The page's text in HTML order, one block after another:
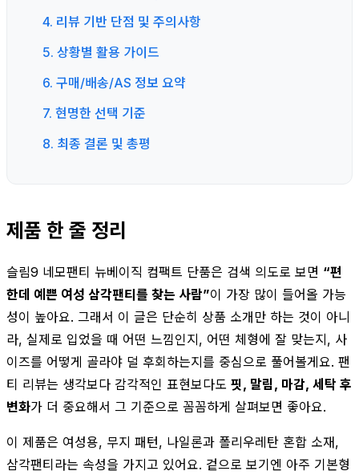
4. 리뷰 기반 단점 및 주의사항
5. 상황별 활용 가이드
6. 구매/배송/AS 정보 요약
7. 현명한 선택 기준
8. 최종 결론 및 총평
제품 한 줄 정리
슬림9 네모팬티 뉴베이직 컴팩트 단품은 검색 의도로 보면 “편
한데 예쁜 여성 삼각팬티를 찾는 사람”이 가장 많이 들어올 가능
성이 높아요. 그래서 이 글은 단순히 상품 소개만 하는 것이 아니
라, 실제로 입었을 때 어떤 느낌인지, 어떤 체형에 잘 맞는지, 사
이즈를 어떻게 골라야 덜 후회하는지를 중심으로 풀어볼게요. 팬
티 리뷰는 생각보다 감각적인 표현보다도 핏, 말림, 마감, 세탁 후
변화가 더 중요해서 그 기준으로 꼼꼼하게 살펴보면 좋아요.
이 제품은 여성용, 무지 패턴, 나일론과 폴리우레탄 혼합 소재,
삼각팬티라는 속성을 가지고 있어요. 겉으로 보기엔 아주 기본형